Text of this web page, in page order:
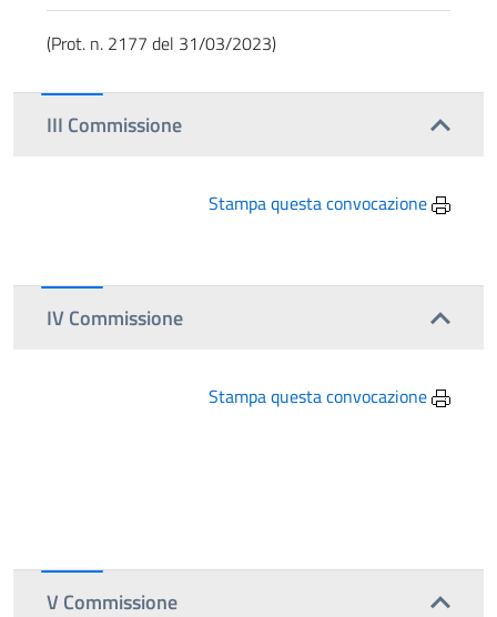
(Prot. n. 2177 del 31/03/2023)
III Commissione
Stampa questa convocazione
IV Commissione
Stampa questa convocazione
V Commissione